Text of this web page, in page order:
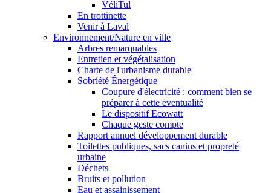
VéliTul
En trottinette
Venir à Laval
Environnement/Nature en ville
Arbres remarquables
Entretien et végétalisation
Charte de l'urbanisme durable
Sobriété Énergétique
Coupure d'électricité : comment bien se
préparer à cette éventualité
Le dispositif Ecowatt
Chaque geste compte
Rapport annuel développement durable
Toilettes publiques, sacs canins et propreté
urbaine
Déchets
Bruits et pollution
Eau et assainissement